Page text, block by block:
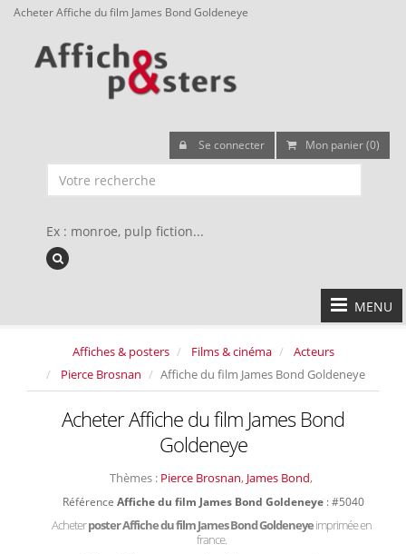
Acheter Affiche du film James Bond Goldeneye
Se connecter Mon panier (0)
Ex : monroe, pulp fiction...
MENU
Affiches & posters Films & cinéma
Acteurs
Pierce Brosnan
Affiche du film James Bond Goldeneye
Acheter Affiche du film James Bond
Goldeneye
Thèmes : Pierce Brosnan, James Bond,
Référence Affiche du film James Bond Goldeneye : #5040
Acheterposter Affiche du film James Bond Goldeneyeimprimée en
france.